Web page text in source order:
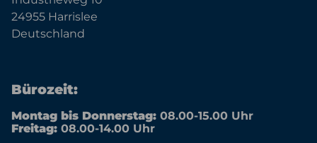
24955 Harrislee
Deutschland
Bürozeit:
Montag bis Donnerstag: 08.00-15.00 Uhr
Freitag: 08.00-14.00 Uhr